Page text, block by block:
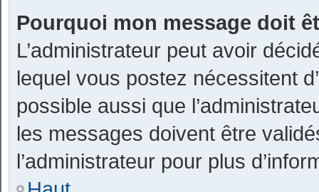
Pourquoi mon message doit
L’administrateur peut avoir
lequel vous postez nécessitent
possible aussi que
les messages doivent être
l’administrateur pour plus